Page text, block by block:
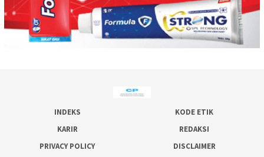
INDEKS
KODE ETIK
KARIR
REDAKSI
PRIVACY POLICY
DISCLAIMER